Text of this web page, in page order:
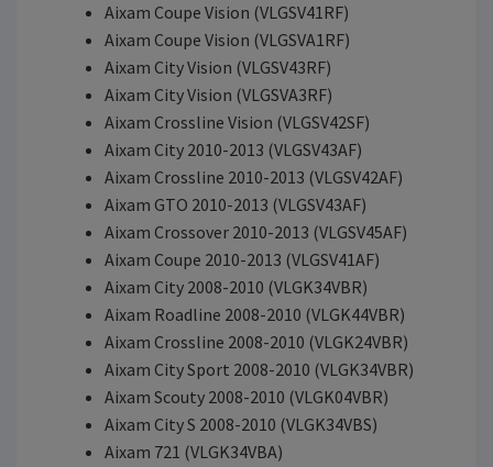
Aixam Coupe Vision (VLGSV41RF)
Aixam Coupe Vision (VLGSVA1RF)
Aixam City Vision (VLGSV43RF)
Aixam City Vision (VLGSVA3RF)
Aixam Crossline Vision (VLGSV42SF)
Aixam City 2010-2013 (VLGSV43AF)
Aixam Crossline 2010-2013 (VLGSV42AF)
Aixam GTO 2010-2013 (VLGSV43AF)
Aixam Crossover 2010-2013 (VLGSV45AF)
Aixam Coupe 2010-2013 (VLGSV41AF)
Aixam City 2008-2010 (VLGK34VBR)
Aixam Roadline 2008-2010 (VLGK44VBR)
Aixam Crossline 2008-2010 (VLGK24VBR)
Aixam City Sport 2008-2010 (VLGK34VBR)
Aixam Scouty 2008-2010 (VLGK04VBR)
Aixam City S 2008-2010 (VLGK34VBS)
Aixam 721 (VLGK34VBA)